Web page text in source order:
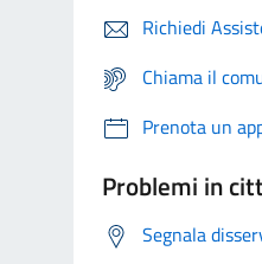
Richiedi
Chiama il
Prenota un
Problemi in
Segnala